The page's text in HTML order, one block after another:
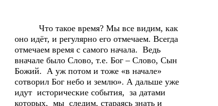
Что такое время? Мы все видим, как
оно идёт, и регулярно его отмечаем. Всегда
отмечаем время с самого начала. Ведь
вначале было Слово, т.е. Бог – Слово, Сын
Божий. А уж потом и тоже «в начале»
сотворил Бог небо и землю». А дальше уже
идут исторические события, за датами
которых, мы следим, стараясь знать и